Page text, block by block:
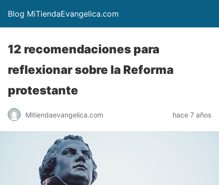
Blog MiTiendaEvangelica.com
12 recomendaciones para
reflexionar sobre la Reforma
protestante
Mitiendaevangelica.com hace 7 años